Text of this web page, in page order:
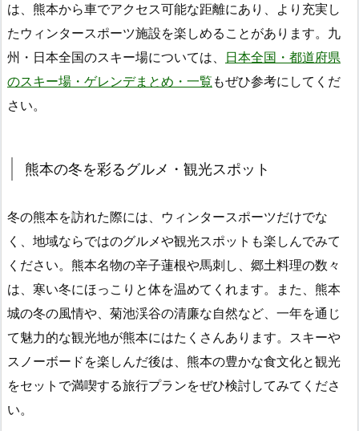
は、熊本から車でアクセス可能な距離にあり、より充実し
たウィンタースポーツ施設を楽しめることがあります。九
州・日本全国のスキー場については、 日本全国・都道府県
のスキー場・ゲレンデまとめ・一覧 もぜひ参考にしてくだ
さい。
熊本の冬を彩るグルメ・観光スポット
冬の熊本を訪れた際には、ウィンタースポーツだけでな
く、地域ならではのグルメや観光スポットも楽しんでみて
ください。熊本名物の辛子蓮根や馬刺し、郷土料理の数々
は、寒い冬にほっこりと体を温めてくれます。また、熊本
城の冬の風情や、菊池渓谷の清廉な自然など、一年を通じ
て魅力的な観光地が熊本にはたくさんあります。スキーや
スノーボードを楽しんだ後は、熊本の豊かな食文化と観光
をセットで満喫する旅行プランをぜひ検討してみてくださ
い。